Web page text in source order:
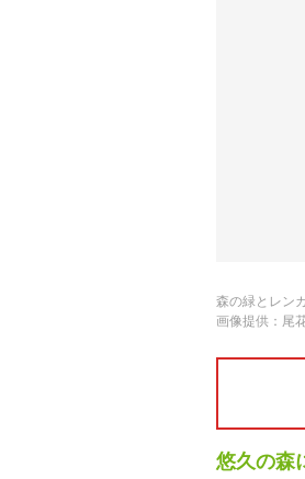
森の緑とレン
画像提供：尾
悠久の森